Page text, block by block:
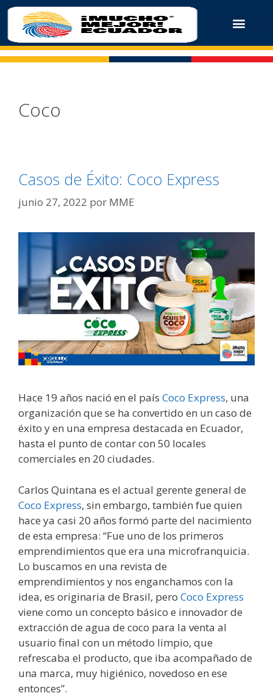
Coco
Casos de Éxito: Coco Express
junio 27, 2022 por MME
Hace 19 años nació en el país Coco Express, una
organización que se ha convertido en un caso de
éxito y en una empresa destacada en Ecuador,
hasta el punto de contar con 50 locales
comerciales en 20 ciudades.
Carlos Quintana es el actual gerente general de
Coco Express, sin embargo, también fue quien
hace ya casi 20 años formó parte del nacimiento
de esta empresa: “Fue uno de los primeros
emprendimientos que era una microfranquicia.
Lo buscamos en una revista de
emprendimientos y nos enganchamos con la
idea, es originaria de Brasil, pero Coco Express
viene como un concepto básico e innovador de
extracción de agua de coco para la venta al
usuario final con un método limpio, que
refrescaba el producto, que iba acompañado de
una marca, muy higiénico, novedoso en ese
entonces”.